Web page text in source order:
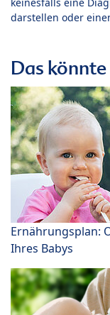
darstellen oder
Das
Ernährungsplan:
Ihres Babys